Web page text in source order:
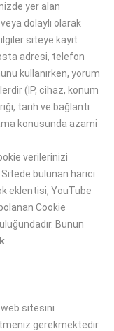
yer alan
dolaylı olarak
siteye kayıt
adresi, telefon
kullanırken, yorum
(IP, cihaz, konum
tarih ve bağlantı
konusunda azami
verilerinizi
bulunan harici
eklentisi, YouTube
Cookie
Bunun
web sitesini
gerekmektedir.